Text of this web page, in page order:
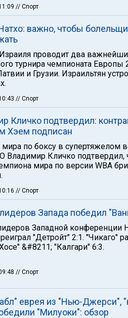
// Спорт
важно, чтобы
проводит два
турнира чемпионата Европы
и Грузии. Израильтян
// Спорт
Кличко подтвердил:
Хэем подписан
по боксу в супертяжелом
Владимир Кличко подтвердил,
мира по версии WBA
// Спорт
Запада победил
Западной конференции
"Детройт" 2:1. "Чикаго"
&#8211; "Калгари" 6:3.
// Спорт
еврея из "Нью-Джерси",
"Милуоки": обзор